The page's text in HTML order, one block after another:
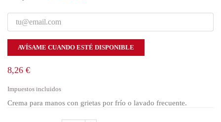
AVÍSAME CUANDO ESTÉ DISPONIBLE
8,26 €
Impuestos incluidos
Crema para manos con grietas por frío o lavado frecuente.